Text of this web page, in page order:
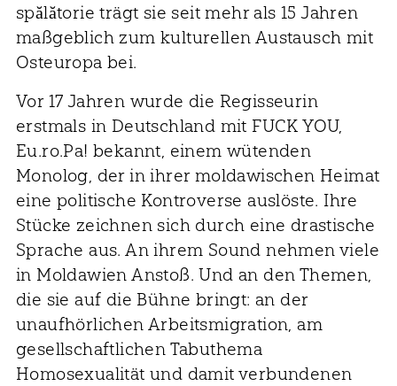
spălătorie trägt sie seit mehr als 15 Jahren
maßgeblich zum kulturellen Austausch mit
Osteuropa bei.
Vor 17 Jahren wurde die Regisseurin
erstmals in Deutschland mit FUCK YOU,
Eu.ro.Pa! bekannt, einem wütenden
Monolog, der in ihrer moldawischen Heimat
eine politische Kontroverse auslöste. Ihre
Stücke zeichnen sich durch eine drastische
Sprache aus. An ihrem Sound nehmen viele
in Moldawien Anstoß. Und an den Themen,
die sie auf die Bühne bringt: an der
unaufhörlichen Arbeitsmigration, am
gesellschaftlichen Tabuthema
Homosexualität und damit verbundenen